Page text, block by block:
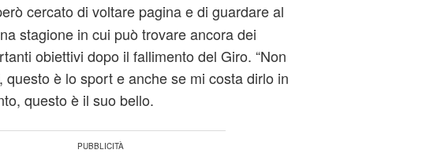
cercato di voltare pagina e di guardare al
stagione in cui può trovare ancora dei
obiettivi dopo il fallimento del Giro. “Non
questo è lo sport e anche se mi costa dirlo in
questo è il suo bello.